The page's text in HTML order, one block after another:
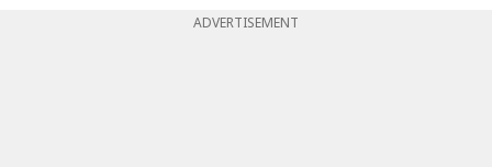
ADVERTISEMENT